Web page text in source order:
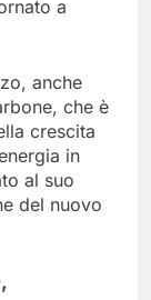
a
anche
che è
crescita
in
al suo
del nuovo